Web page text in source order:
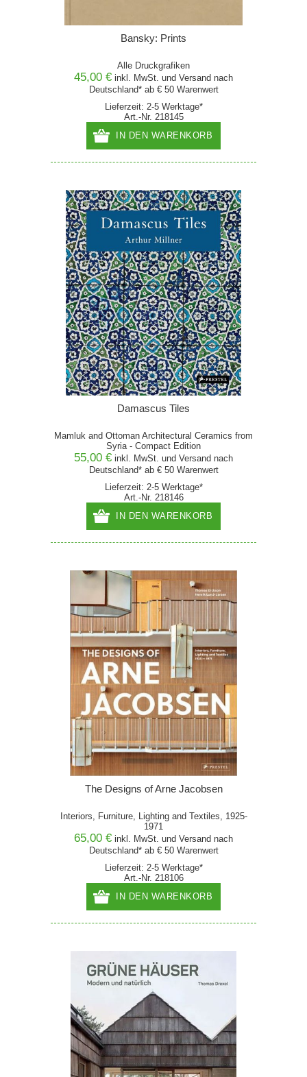
Bansky: Prints
Alle Druckgrafiken
45,00 € inkl. MwSt. und Versand nach
Deutschland* ab € 50 Warenwert
Lieferzeit: 2-5 Werktage*
Art.-Nr. 218145
IN DEN WARENKORB
Damascus Tiles
Mamluk and Ottoman Architectural Ceramics from
Syria - Compact Edition
55,00 € inkl. MwSt. und Versand nach
Deutschland* ab € 50 Warenwert
Lieferzeit: 2-5 Werktage*
Art.-Nr. 218146
IN DEN WARENKORB
The Designs of Arne Jacobsen
Interiors, Furniture, Lighting and Textiles, 1925-
1971
65,00 € inkl. MwSt. und Versand nach
Deutschland* ab € 50 Warenwert
Lieferzeit: 2-5 Werktage*
Art.-Nr. 218106
IN DEN WARENKORB